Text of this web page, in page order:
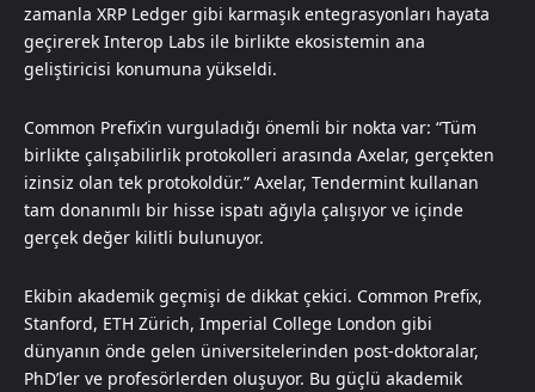
zamanla XRP Ledger gibi karmaşık entegrasyonları hayata
geçirerek Interop Labs ile birlikte ekosistemin ana
geliştiricisi konumuna yükseldi.
Common Prefix’in vurguladığı önemli bir nokta var: “Tüm
birlikte çalışabilirlik protokolleri arasında Axelar, gerçekten
izinsiz olan tek protokoldür.” Axelar, Tendermint kullanan
tam donanımlı bir hisse ispatı ağıyla çalışıyor ve içinde
gerçek değer kilitli bulunuyor.
Ekibin akademik geçmişi de dikkat çekici. Common Prefix,
Stanford, ETH Zürich, Imperial College London gibi
dünyanın önde gelen üniversitelerinden post-doktoralar,
PhD’ler ve profesörlerden oluşuyor. Bu güçlü akademik